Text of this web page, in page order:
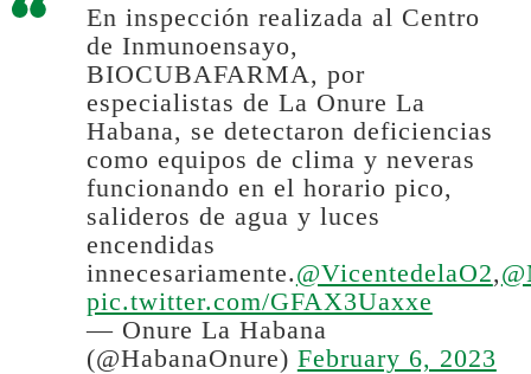
En inspección realizada al Centro
de Inmunoensayo,
BIOCUBAFARMA, por
especialistas de La Onure La
Habana, se detectaron deficiencias
como equipos de clima y neveras
funcionando en el horario pico,
salideros de agua y luces
encendidas
innecesariamente.@VicentedelaO2,
pic.twitter.com/GFAX3Uaxxe
— Onure La Habana
(@HabanaOnure) February 6, 2023